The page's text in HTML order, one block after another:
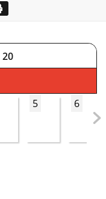
20
5 6